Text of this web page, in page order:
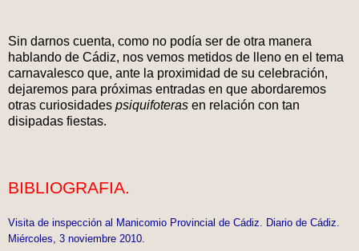
Sin darnos cuenta, como no podía ser de otra manera
hablando de Cádiz, nos vemos metidos de lleno en el tema
carnavalesco que, ante la proximidad de su celebración,
dejaremos para próximas entradas en que abordaremos
otras curiosidades psiquifoteras en relación con tan
disipadas fiestas.
BIBLIOGRAFIA.
Visita de inspección al Manicomio Provincial de Cádiz. Diario de Cádiz.
Miércoles, 3 noviembre 2010.